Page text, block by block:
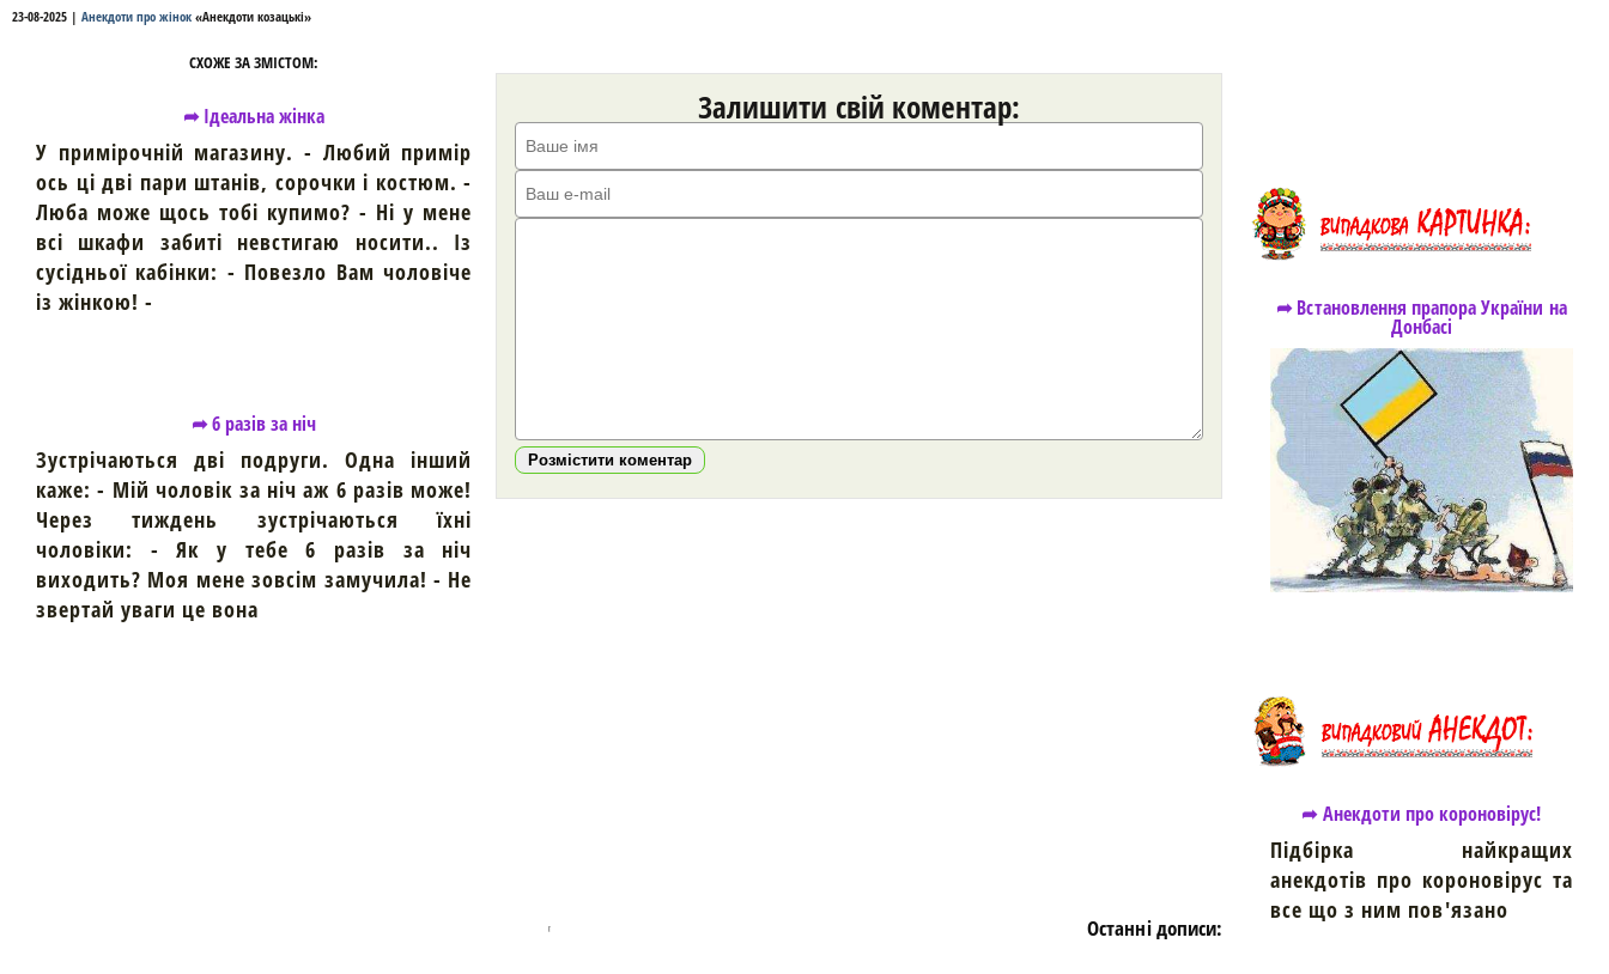
23-08-2025 | Анекдоти про жінок «Анекдоти козацькі»
СХОЖЕ ЗА ЗМІСТОМ:
➦ Ідеальна жінка
У примірочній магазину. - Любий примір
ось ці дві пари штанів, сорочки і костюм. -
Люба може щось тобі купимо? - Ні у мене
всі шкафи забиті невстигаю носити.. Із
сусідньої кабінки: - Повезло Вам чоловіче
із жінкою! -
➦ 6 разів за ніч
Зустрічаються дві подруги. Одна інший
каже: - Мій чоловік за ніч аж 6 разів може!
Через тиждень зустрічаються їхні
чоловіки: - Як у тебе 6 разів за ніч
виходить? Моя мене зовсім замучила! - Не
звертай уваги це вона
Залишити свій коментар:
Розмістити коментар
Останні дописи:
➦ Встановлення прапора України на
Донбасі
➦ Анекдоти про короновірус!
Підбірка найкращих
анекдотів про короновірус та
все що з ним пов'язано